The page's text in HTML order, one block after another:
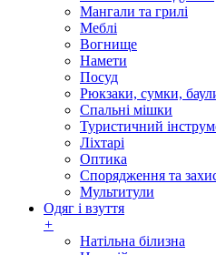
Мангали та грилі
Меблі
Вогнище
Намети
Посуд
Рюкзаки, сумки,
Спальні мішки
Туристичний
Ліхтарі
Оптика
Спорядження та
Мультитули
Одяг і взуття
+
Натільна білизна